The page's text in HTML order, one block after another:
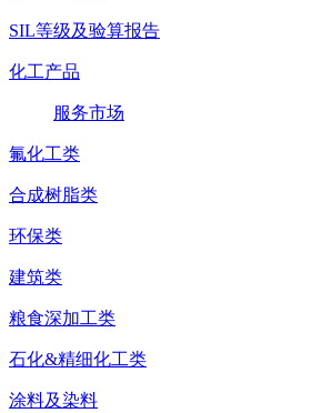
SIL等级及验算报告
化工产品
服务市场
氟化工类
合成树脂类
环保类
建筑类
粮食深加工类
石化&精细化工类
涂料及染料